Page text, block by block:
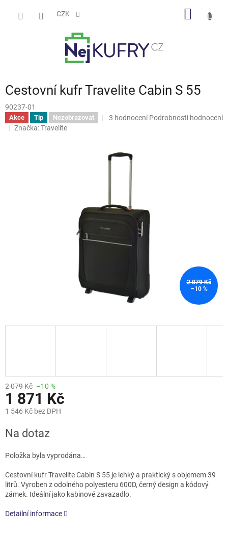
CZK
Cestovní kufr Travelite Cabin S 55
90237-01
Akce Tip Nezobrazovat
Průměrné
4,7
z
3 hodnocení Podrobnosti hodnocení
Značka:Travelite
2 079 Kč
–10 %
2 079 Kč –10 %
1 871 Kč
1 546 Kč bez DPH
cena:
Na dotaz
Položka byla vyprodána…
Cestovní kufr Travelite Cabin S 55 je lehký a praktický s objemem 39
litrů. Vyroben z odolného polyesteru 600D, černý design a kódový
zámek. Ideální jako kabinové zavazadlo.
Detailní informace